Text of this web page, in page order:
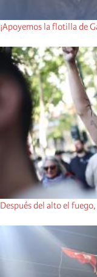
¡Apoyemos la flotilla de
Después del alto el